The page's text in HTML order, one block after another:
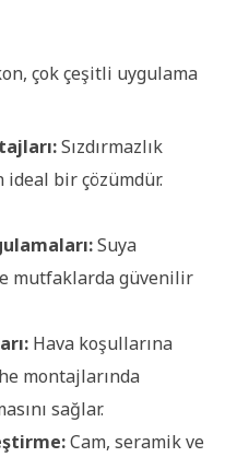
çok çeşitli uygulama
Sızdırmazlık
ideal bir çözümdür.
Suya
mutfaklarda güvenilir
Hava koşullarına
montajlarında
sağlar.
Cam, seramik ve